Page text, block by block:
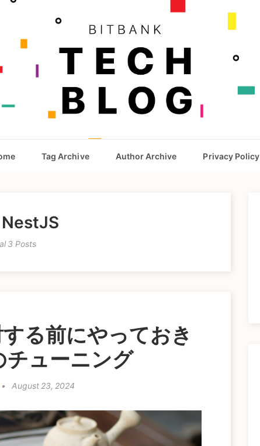
Tag Archive Author Archive Privacy Policy
3 Posts
る前にやっておき
チューニング
• August 23, 2024